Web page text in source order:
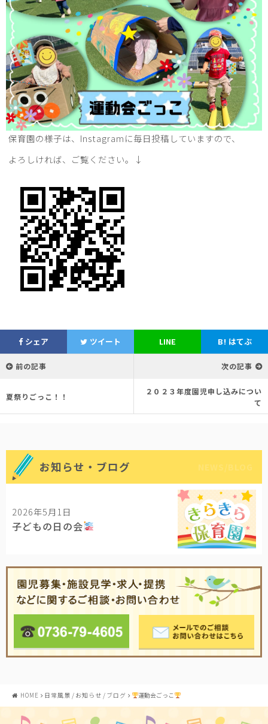
保育園の様子は、Instagramに毎日投稿していますので、
よろしければ、ご覧ください。↓
シェア ツイート LINE B! はてぶ
前の記事
夏祭りごっこ！！
次の記事
２０２３年度園児申し込みについ
て
お知らせ・ブログ NEWS/BLOG
2026年5月1日
子どもの日の会
HOME 日常風景 / お知らせ / ブログ 運動会ごっこ